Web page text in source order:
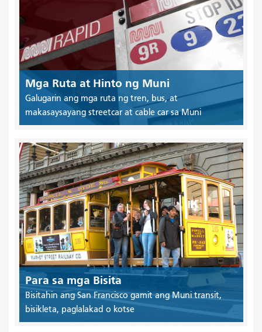
Mga Ruta at Hinto ng Muni
Galugarin ang mga ruta ng tren, bus, at
makasaysayang streetcar at cable car sa Muni
Para sa mga Bisita
Bisitahin ang San Francisco gamit ang Muni transit,
bisikleta, paglalakad o kotse